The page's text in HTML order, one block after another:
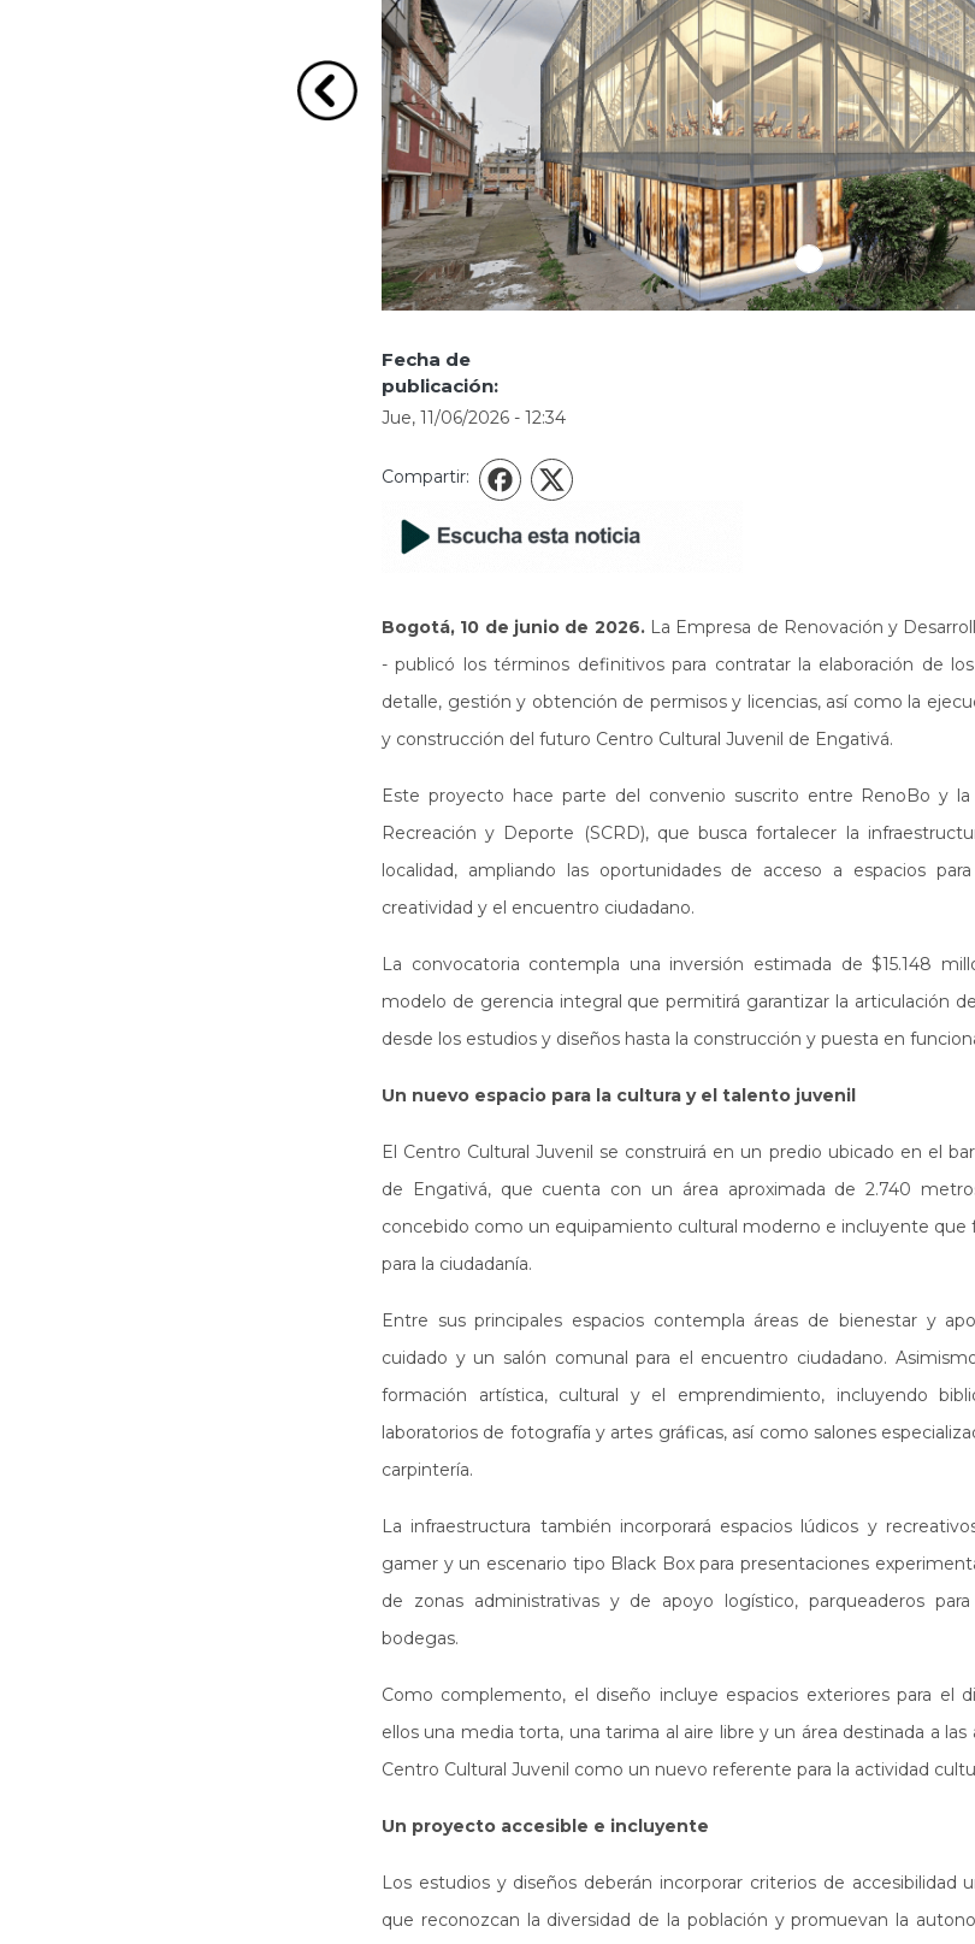
Ir a la imagen Anterior
Fecha de
publicación:
Jue, 11/06/2026 - 12:34
Compartir: Facebook
Bogotá, 10 de junio de 2026. La Empresa de Renovación y
- publicó los términos definitivos para contratar la elaboración de
detalle, gestión y obtención de permisos y licencias, así como la
y construcción del futuro Centro Cultural Juvenil de Engativá.
Este proyecto hace parte del convenio suscrito entre RenoBo y la
Recreación y Deporte (SCRD), que busca fortalecer la
localidad, ampliando las oportunidades de acceso a espacios
creatividad y el encuentro ciudadano.
La convocatoria contempla una inversión estimada de $15.148
modelo de gerencia integral que permitirá garantizar la articulación
desde los estudios y diseños hasta la construcción y puesta en
Un nuevo espacio para la cultura y el talento juvenil
El Centro Cultural Juvenil se construirá en un predio ubicado en el
de Engativá, que cuenta con un área aproximada de 2.740
concebido como un equipamiento cultural moderno e incluyente que
para la ciudadanía.
Entre sus principales espacios contempla áreas de bienestar y
cuidado y un salón comunal para el encuentro ciudadano.
formación artística, cultural y el emprendimiento, incluyendo
laboratorios de fotografía y artes gráficas, así como salones
carpintería.
La infraestructura también incorporará espacios lúdicos y
gamer y un escenario tipo Black Box para presentaciones
de zonas administrativas y de apoyo logístico, parqueaderos
bodegas.
Como complemento, el diseño incluye espacios exteriores para el
ellos una media torta, una tarima al aire libre y un área destinada a las
Centro Cultural Juvenil como un nuevo referente para la actividad
Un proyecto accesible e incluyente
Los estudios y diseños deberán incorporar criterios de accesibilidad
que reconozcan la diversidad de la población y promuevan la